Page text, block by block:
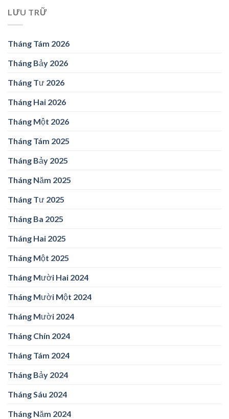
LƯU TRỮ
Tháng Tám 2026
Tháng Bảy 2026
Tháng Tư 2026
Tháng Hai 2026
Tháng Một 2026
Tháng Tám 2025
Tháng Bảy 2025
Tháng Năm 2025
Tháng Tư 2025
Tháng Ba 2025
Tháng Hai 2025
Tháng Một 2025
Tháng Mười Hai 2024
Tháng Mười Một 2024
Tháng Mười 2024
Tháng Chín 2024
Tháng Tám 2024
Tháng Bảy 2024
Tháng Sáu 2024
Tháng Năm 2024